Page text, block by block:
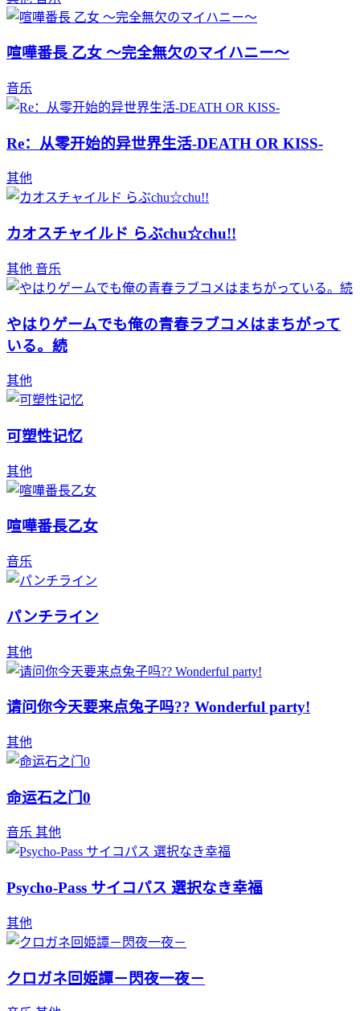
喧嘩番長 乙女 ～完全無欠のマイハニー～
音乐
Re：从零开始的异世界生活-DEATH OR KISS-
其他
カオスチャイルド らぶchu☆chu!!
其他 音乐
やはりゲームでも俺の青春ラブコメはまちがって
いる。続
其他
可塑性记忆
其他
喧嘩番長乙女
音乐
パンチライン
其他
请问你今天要来点兔子吗?? Wonderful party!
其他
命运石之门0
音乐 其他
Psycho-Pass サイコパス 選択なき幸福
其他
クロガネ回姫譚－閃夜一夜－